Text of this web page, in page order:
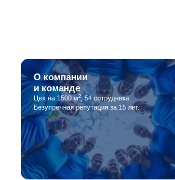
О компании
и команде
Цех на 1500 м2, 54 сотрудника.
Безупречная репутация за 15 лет.